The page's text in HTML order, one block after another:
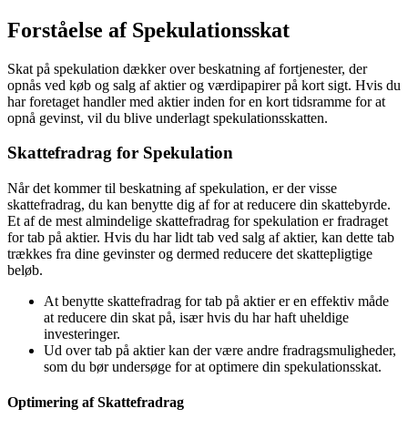
Forståelse af Spekulationsskat
Skat på spekulation dækker over beskatning af fortjenester, der
opnås ved køb og salg af aktier og værdipapirer på kort sigt. Hvis du
har foretaget handler med aktier inden for en kort tidsramme for at
opnå gevinst, vil du blive underlagt spekulationsskatten.
Skattefradrag for Spekulation
Når det kommer til beskatning af spekulation, er der visse
skattefradrag, du kan benytte dig af for at reducere din skattebyrde.
Et af de mest almindelige skattefradrag for spekulation er fradraget
for tab på aktier. Hvis du har lidt tab ved salg af aktier, kan dette tab
trækkes fra dine gevinster og dermed reducere det skattepligtige
beløb.
At benytte skattefradrag for tab på aktier er en effektiv måde
at reducere din skat på, især hvis du har haft uheldige
investeringer.
Ud over tab på aktier kan der være andre fradragsmuligheder,
som du bør undersøge for at optimere din spekulationsskat.
Optimering af Skattefradrag